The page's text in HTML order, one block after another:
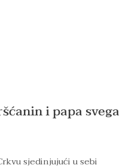
i papa svega
sjedinjujući u sebi